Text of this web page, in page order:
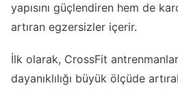
yapısını güçlendiren hem de
artıran egzersizler içerir.
İlk olarak, CrossFit
dayanıklılığı büyük ölçüde